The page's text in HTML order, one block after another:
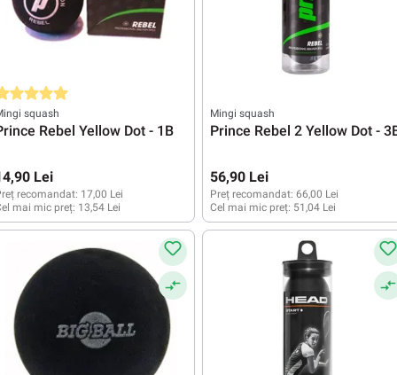
medie de 5 din 5 stele
squash
Rebel Yellow Dot - 1B
Lei
recomandat: 17,00 Lei
mai mic preț: 13,54 Lei
Mingi squash
Prince Rebel 2 Yellow Dot -
56,90 Lei
Preț recomandat: 66,00 Lei
Cel mai mic preț: 51,04 Lei